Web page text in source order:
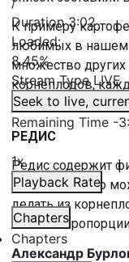
Duration3:02
Loaded:
8.45%
Stream Type LIVE
Seek to live,
Remaining Time -
1x
Playback Rate
Chapters
Chapters
К примеру
любимых в нашем
множество
корнеплодов,
уникальным
РЕДИС
Редис содержит
антибиотик. Его
делать из
соком в
Александр